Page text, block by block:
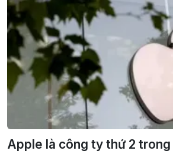
Apple là công ty thứ 2